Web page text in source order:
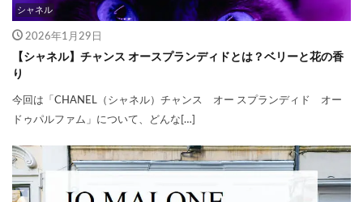
シャネル
2026年1月29日
【シャネル】チャンス オースプランディドとは？ベリーと花の香
り
今回は「CHANEL（シャネル）チャンス オー スプランディド オー
ドゥパルファム」について、どんな[…]